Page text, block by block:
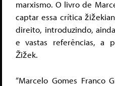
marxismo. O livro de
captar essa crítica
direito, introduzindo,
e vastas referências, a
Žižek.
“Marcelo Gomes Franco